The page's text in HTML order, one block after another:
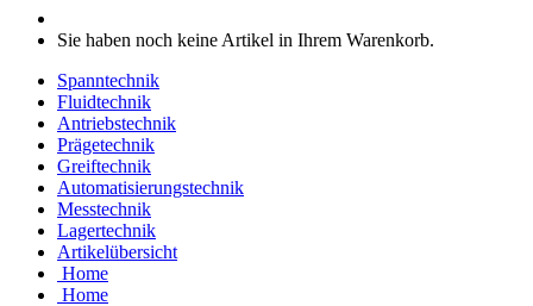
Sie haben noch keine Artikel in Ihrem Warenkorb.
Spanntechnik
Fluidtechnik
Antriebstechnik
Prägetechnik
Greiftechnik
Automatisierungstechnik
Messtechnik
Lagertechnik
Artikelübersicht
Home
Home